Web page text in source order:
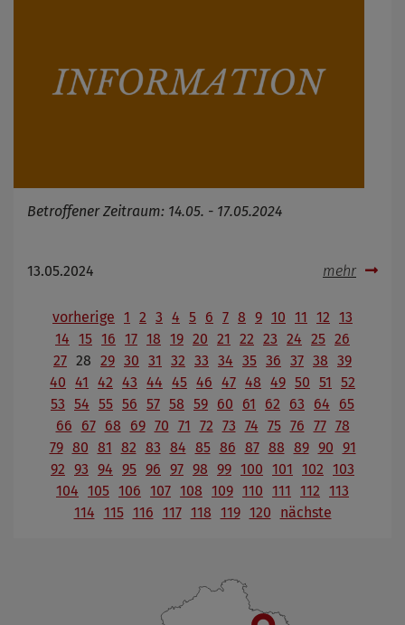
Betroffener Zeitraum: 14.05. - 17.05.2024
13.05.2024 mehr
vorherige 1 2 3 4 5 6 7 8 9 10 11 12 13
14 15 16 17 18 19 20 21 22 23 24 25 26
27 28 29 30 31 32 33 34 35 36 37 38 39
40 41 42 43 44 45 46 47 48 49 50 51
52
53 54 55 56 57 58 59 60 61 62 63 64
65
66
67 68 69 70 71 72 73 74 75 76 77 78
79 80 81 82 83 84 85 86 87 88 89 90 91
92 93 94 95 96 97 98 99 100 101 102 103
104 105 106 107 108 109 110 111 112 113
114 115 116 117 118 119 120 nächste